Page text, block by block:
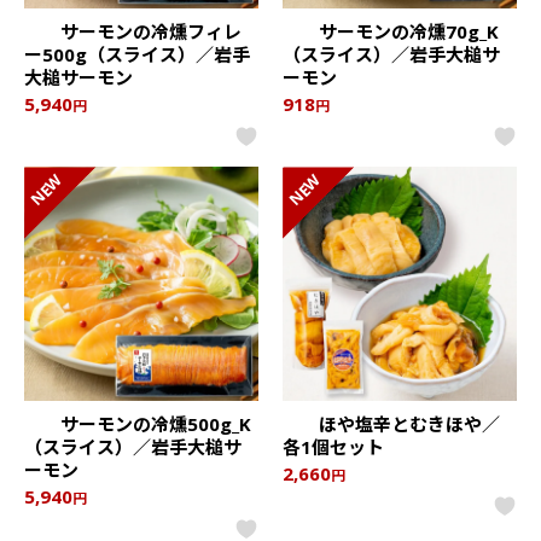
サーモンの冷燻フィレ
ー500g（スライス）／岩手
大槌サーモン
5,940円
サーモンの冷燻70g_K
（スライス）／岩手大槌サ
ーモン
918円
NEW
サーモンの冷燻500g_K
（スライス）／岩手大槌サ
ーモン
5,940円
NEW
ほや塩辛とむきほや／
各1個セット
2,660円